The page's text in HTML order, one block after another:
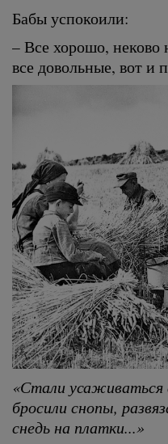
Бабы успокоили:
– Все хорошо, неково
все довольные, вот и
«Стали усаживаться
бросили снопы,
снедь на платки...»